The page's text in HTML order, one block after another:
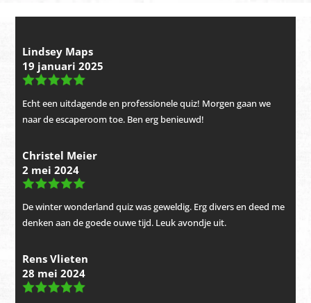
Lindsey Maps
19 januari 2025
Echt een uitdagende en professionele quiz! Morgen gaan we
naar de escaperoom toe. Ben erg benieuwd!
Christel Meier
2 mei 2024
De winter wonderland quiz was geweldig. Erg divers en deed me
denken aan de goede ouwe tijd. Leuk avondje uit.
Rens Vlieten
28 mei 2024